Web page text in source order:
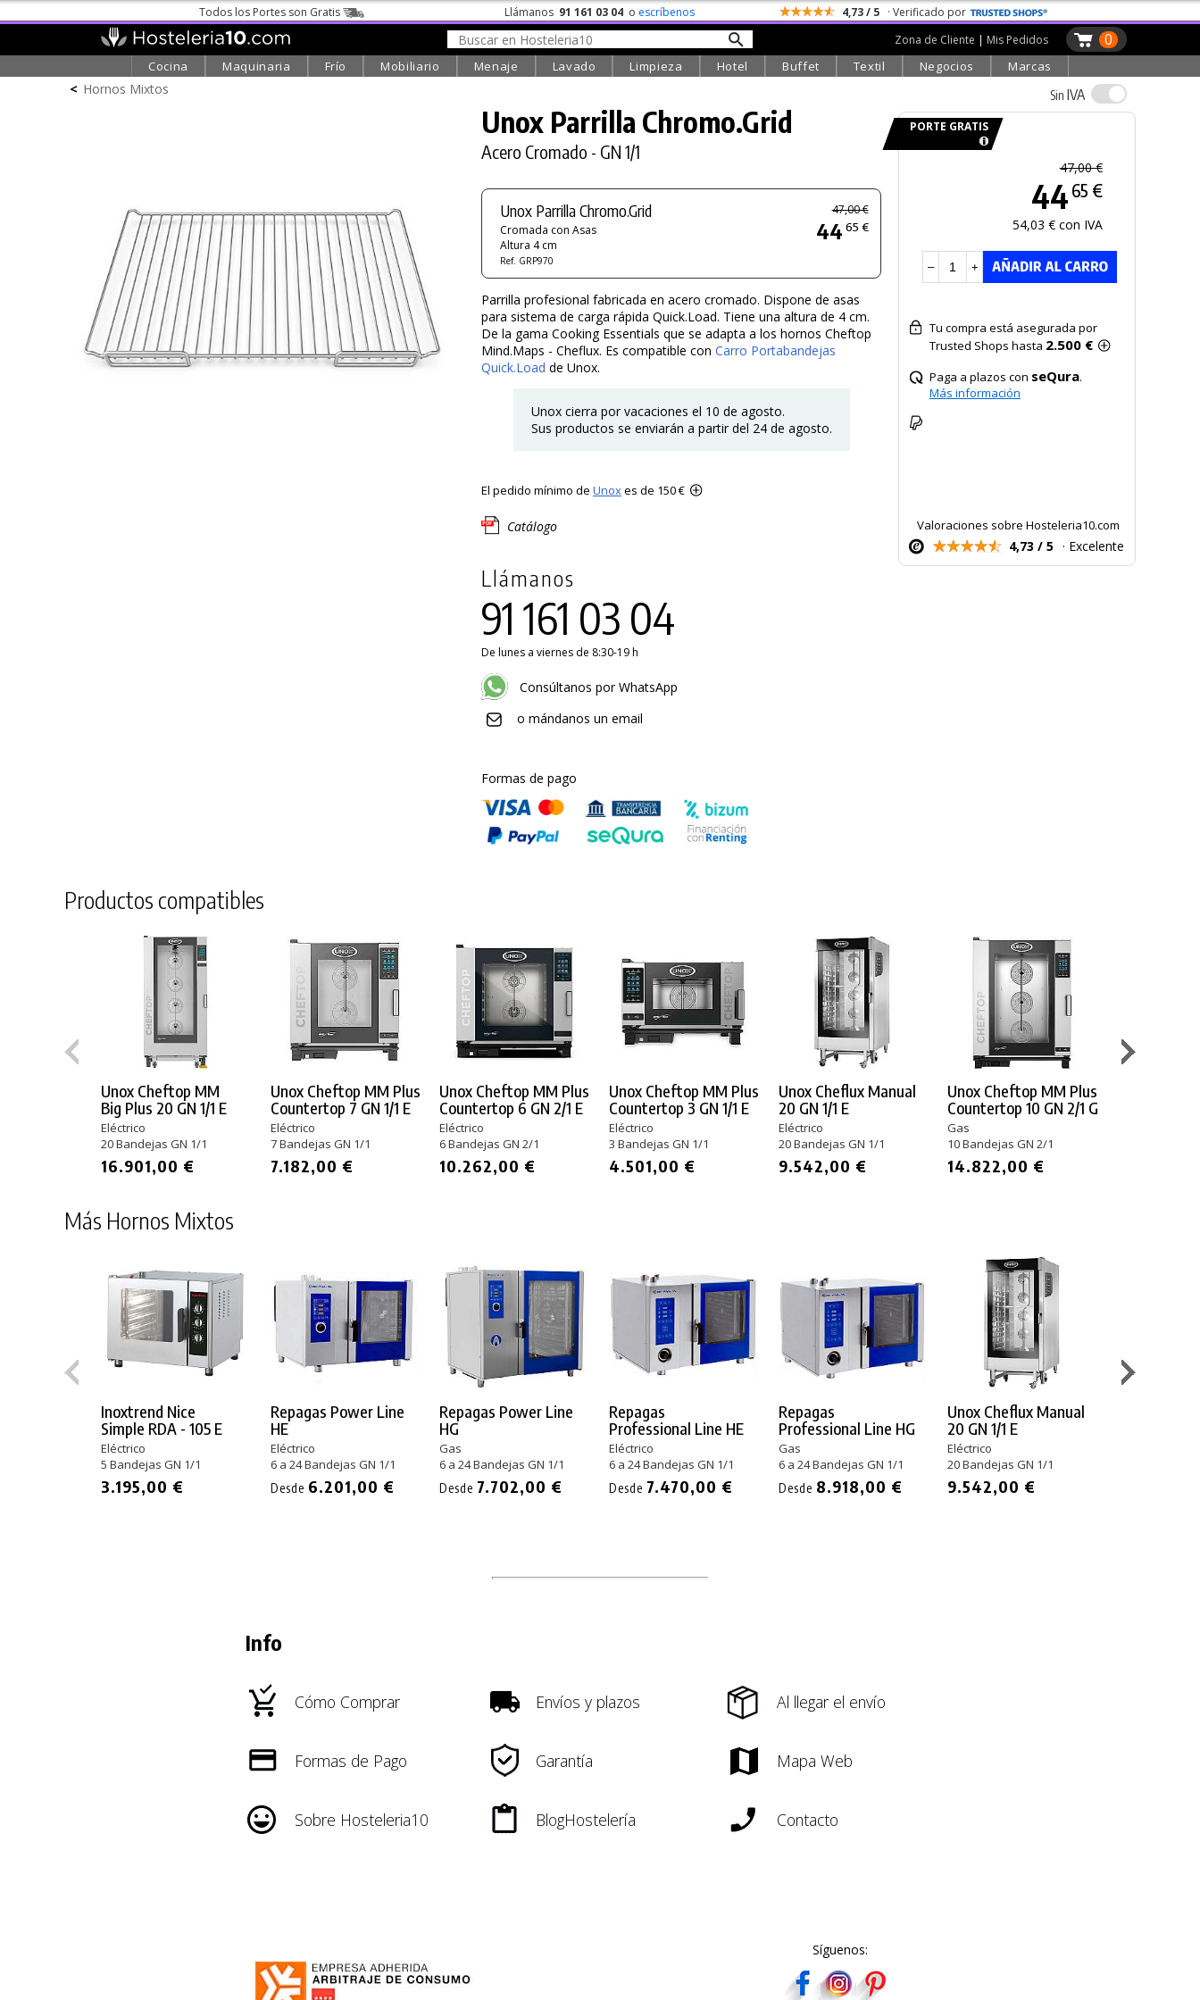
Todos los Portes son Gratis Llámanos 91 161 03 04 o escríbenos 4,73 / 5 · Verificado por
0
Zona de Cliente | Mis Pedidos
Cocina Maquinaria Frío Mobiliario Menaje Lavado Limpieza Hotel Buffet Textil Negocios Marcas
< Hornos Mixtos
PRODUCTO AÑADIDO AL CARRITO
Unox Parrilla Chromo.Grid
Acero Cromado - GN 1/1
Unox Parrilla Chromo.Grid
Cromada con Asas
Altura 4 cm
Ref. GRP970
47,00 €
44 65 €
Parrilla profesional fabricada en acero cromado. Dispone de asas
para sistema de carga rápida Quick.Load. Tiene una altura de 4 cm.
De la gama Cooking Essentials que se adapta a los hornos Cheftop
Mind.Maps - Cheflux. Es compatible con Carro Portabandejas
Quick.Load de Unox.
Unox cierra por vacaciones el 10 de agosto.
Sus productos se enviarán a partir del 24 de agosto.
El pedido mínimo de Unoxes de 150 €
Catálogo
Llámanos
91 161 03 04
De lunes a viernes de 8:30-19 h
Consúltanos por WhatsApp
o mándanos un email
Formas de pago
Sin IVA
PORTE GRATIS
47,00 €
44 65 €
54,03 € con IVA
– +
Tu compra está asegurada por
Trusted Shops hasta 2.500 €
Paga a plazos con seQura.
Más información
Valoraciones sobre Hosteleria10.com
4,73 / 5 · Excelente
Productos compatibles
Unox Cheftop MM
Big Plus 20 GN 1/1 E
Eléctrico
20 Bandejas GN 1/1
16.901,00 €
Unox Cheftop MM Plus
Countertop 7 GN 1/1 E
Eléctrico
7 Bandejas GN 1/1
7.182,00 €
Unox Cheftop MM Plus
Countertop 6 GN 2/1 E
Eléctrico
6 Bandejas GN 2/1
10.262,00 €
Unox Cheftop MM Plus
Countertop 3 GN 1/1 E
Eléctrico
3 Bandejas GN 1/1
4.501,00 €
Unox Cheflux Manual
20 GN 1/1 E
Eléctrico
20 Bandejas GN 1/1
9.542,00 €
Unox Cheftop MM Plus
Countertop 10 GN 2/1 G
Gas
10 Bandejas GN 2/1
14.822,00 €
Más Hornos Mixtos
Inoxtrend Nice
Simple RDA - 105 E
Eléctrico
5 Bandejas GN 1/1
3.195,00 €
Repagas Power Line
HE
Eléctrico
6 a 24 Bandejas GN 1/1
Desde 6.201,00 €
Repagas Power Line
HG
Gas
6 a 24 Bandejas GN 1/1
Desde 7.702,00 €
Repagas
Professional Line HE
Eléctrico
6 a 24 Bandejas GN 1/1
Desde 7.470,00 €
Repagas
Professional Line HG
Gas
6 a 24 Bandejas GN 1/1
Desde 8.918,00 €
Unox Cheflux Manual
20 GN 1/1 E
Eléctrico
20 Bandejas GN 1/1
9.542,00 €
Info
Cómo Comprar Envíos y plazos Al llegar el envío
Formas de Pago Garantía Mapa Web
Sobre Hosteleria10 BlogHostelería Contacto
Síguenos: